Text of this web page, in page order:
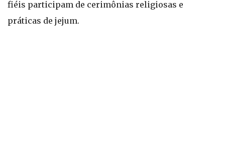
fiéis participam de cerimônias religiosas e
práticas de jejum.